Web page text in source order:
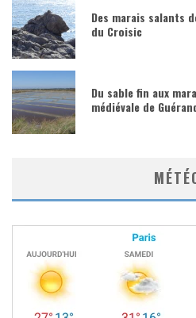
Des marais salants
du Croisic
Du sable fin aux
médiévale de